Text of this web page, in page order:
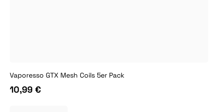
Vaporesso GTX Mesh Coils 5er Pack
10,99 €